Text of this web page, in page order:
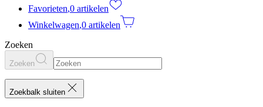
Favorieten,0 artikelen
Winkelwagen,0 artikelen
Zoeken
Zoeken
Zoekbalk sluiten